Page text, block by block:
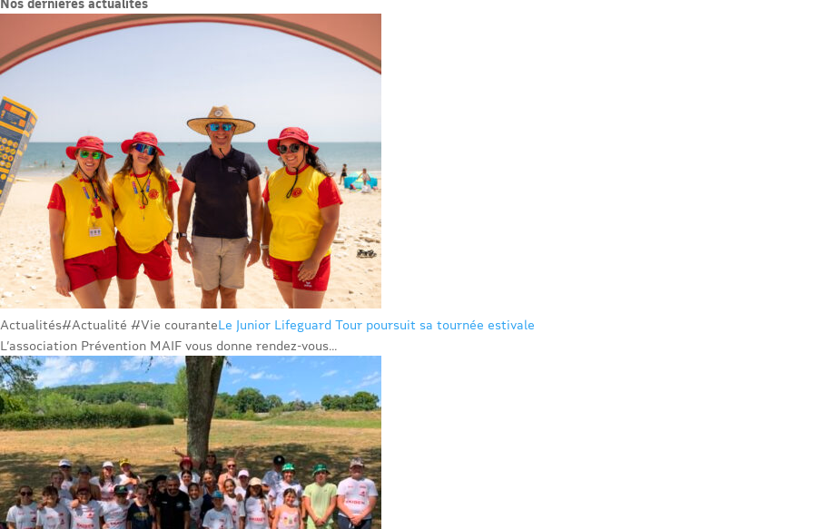
Actualités#Actualité #Vie couranteLe Junior Lifeguard Tour poursuit sa tournée estivale
L’association Prévention MAIF vous donne rendez-vous...